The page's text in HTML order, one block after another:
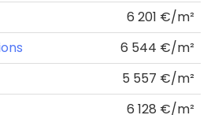
6 201 €/m²
6 544 €/m²
5 557 €/m²
6 128 €/m²